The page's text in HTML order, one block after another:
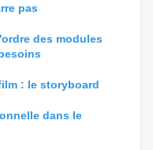
pas
des modules
: le storyboard
dans le